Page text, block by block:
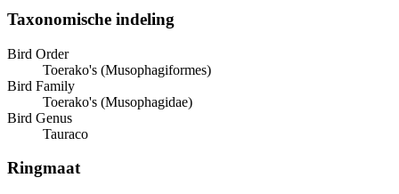
Taxonomische indeling
Bird Order
Toerako's (Musophagiformes)
Bird Family
Toerako's (Musophagidae)
Bird Genus
Tauraco
Ringmaat